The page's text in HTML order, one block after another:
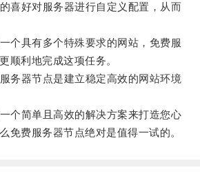
好对服务器进行自定义配置，从而
具有多个特殊要求的网站，免费服
顺利地完成这项任务。
器节点是建立稳定高效的网站环境
简单且高效的解决方案来打造您心
免费服务器节点绝对是值得一试的。